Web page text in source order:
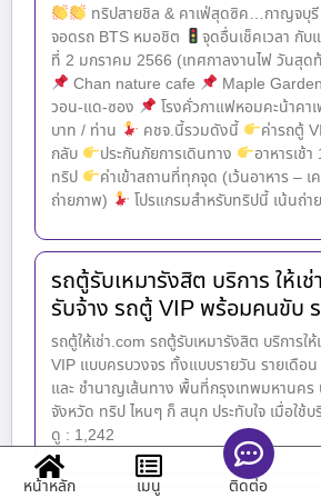
ทริปสายชิล & คาเฟ่สุดซิค…กาญจบุรี
จอดรถ BTS หมอชิต
จุดอื่นเช็คเวลา กั
ที่ 2 มกราคม 2566 (เทศกาลงานไฟ วันสุด
Chan nature cafe
Maple
วอน-แด-ซอง
โรงคั่วกาแฟหอมคะน้าคา
บาท / ท่าน
คชจ.นี้รวมดังนี้
ค่ารถตู้
กลับ
ประกันภัยการเดินทาง อาหารเช้
ทริป
ค่าเข้าสถานที่ทุกจุด (เว้นอาหาร – เ
ถ่ายภาพ)
โปรแกรมสำหรับทริปนี้ เน้นถ่า
รถตู้รับเหมารังสิต บริการ ให้เ
รับจ้าง รถตู้ VIP พร้อมคนขับ
รถตู้ให้เช่า.com รถตู้รับเหมารังสิต บริการ
VIP แบบครบวงจร ทั้งแบบรายวัน รายเดือ
และ ชำนาญเส้นทาง พื้นที่กรุงเทพมหานค
จังหวัด ทริป ไหนๆ ก็ สนุก ประทับใจ เมื่อใช้
ดู : 1,242
หน้าหลัก เมนู ติดต่อ